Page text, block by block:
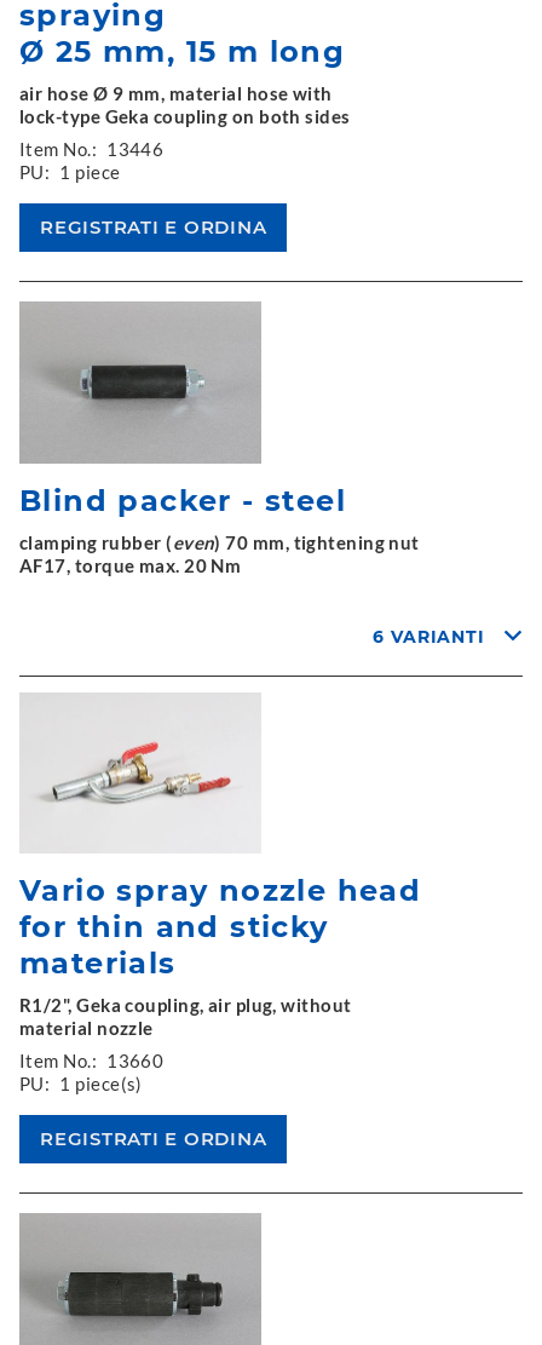
spraying
Ø 25 mm, 15 m long
air hose Ø 9 mm, material hose with
lock-type Geka coupling on both sides
Item No.: 13446
PU: 1 piece
Blind packer - steel
clamping rubber (even) 70 mm, tightening nut
AF17, torque max. 20 Nm
6 VARIANTI
Vario spray nozzle head
for thin and sticky
materials
R1/2", Geka coupling, air plug, without
material nozzle
Item No.: 13660
PU: 1 piece(s)